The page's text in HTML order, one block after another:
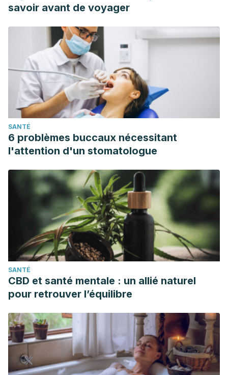
savoir avant de voyager
SANTÉ
6 problèmes buccaux nécessitant
l'attention d'un stomatologue
SANTÉ
CBD et santé mentale : un allié naturel
pour retrouver l’équilibre